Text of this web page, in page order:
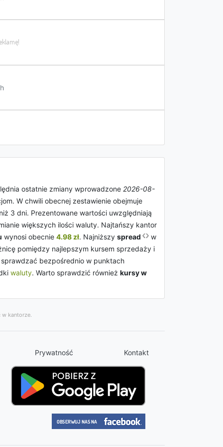
ostatnie zmiany wprowadzone 2026-08-
W chwili obecnej zestawienie obejmuje
3 dni. Prezentowane wartości uwzględniają
większych ilości waluty. Najtańszy kantor
wynosi obecnie 4.98 zł. Najniższy spread
w
pomiędzy najlepszym kursem sprzedaży i
bezpośrednio w punktach
waluty. Warto sprawdzić również kursy w
w kantorze.
Prywatność Kontakt